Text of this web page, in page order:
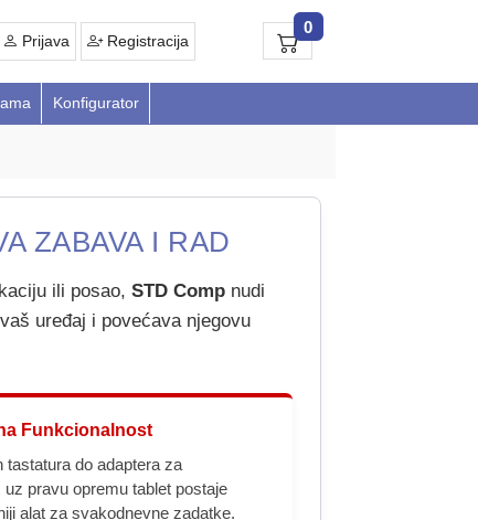
Prijava Registracija
0
Konfigurator
ZABAVA I RAD
ili posao, STD Comp nudi
uređaj i povećava njegovu
Funkcionalnost
tastatura do adaptera za
uz pravu opremu tablet postaje
alat za svakodnevne zadatke.